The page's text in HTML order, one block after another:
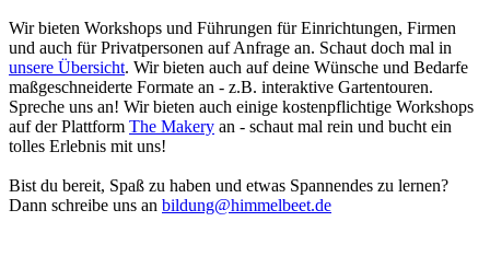
Wir bieten Workshops und Führungen für Einrichtungen, Firmen
und auch für Privatpersonen auf Anfrage an. Schaut doch mal in
unsere Übersicht. Wir bieten auch auf deine Wünsche und Bedarfe
maßgeschneiderte Formate an - z.B. interaktive Gartentouren.
Spreche uns an! Wir bieten auch einige kostenpflichtige Workshops
auf der Plattform The Makery an - schaut mal rein und bucht ein
tolles Erlebnis mit uns!
Bist du bereit, Spaß zu haben und etwas Spannendes zu lernen?
Dann schreibe uns an bildung@himmelbeet.de